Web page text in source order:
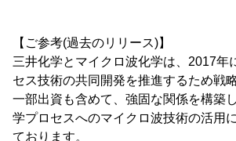
【ご参考(過去のリリース)】
三井化学とマイクロ波化学は、2017年
セス技術の共同開発を推進するため戦
一部出資も含めて、強固な関係を構築
学プロセスへのマイクロ波技術の活用
ております。